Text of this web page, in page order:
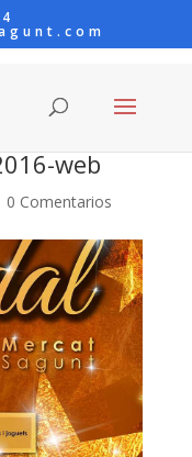
web
0 Comentarios